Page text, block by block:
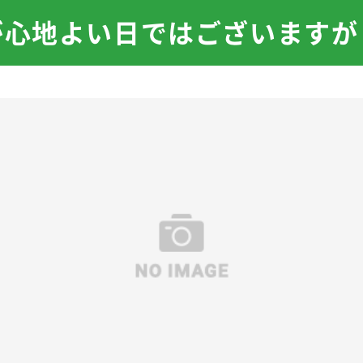
地よい日ではございます